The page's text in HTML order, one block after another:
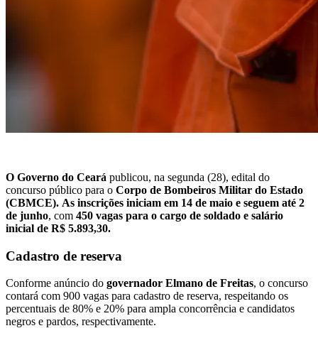
O Governo do Ceará publicou, na segunda (28), edital do
concurso público para o Corpo de Bombeiros Militar do Estado
(CBMCE). As inscrições iniciam em 14 de maio e seguem até 2
de junho, com 450 vagas para o cargo de soldado e salário
inicial de R$ 5.893,30.
Cadastro de reserva
Conforme anúncio do governador Elmano de Freitas, o concurso
contará com 900 vagas para cadastro de reserva, respeitando os
percentuais de 80% e 20% para ampla concorrência e candidatos
negros e pardos, respectivamente.